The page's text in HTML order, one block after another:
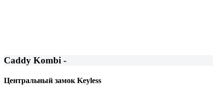
Caddy Kombi -
Центральный замок Keyless